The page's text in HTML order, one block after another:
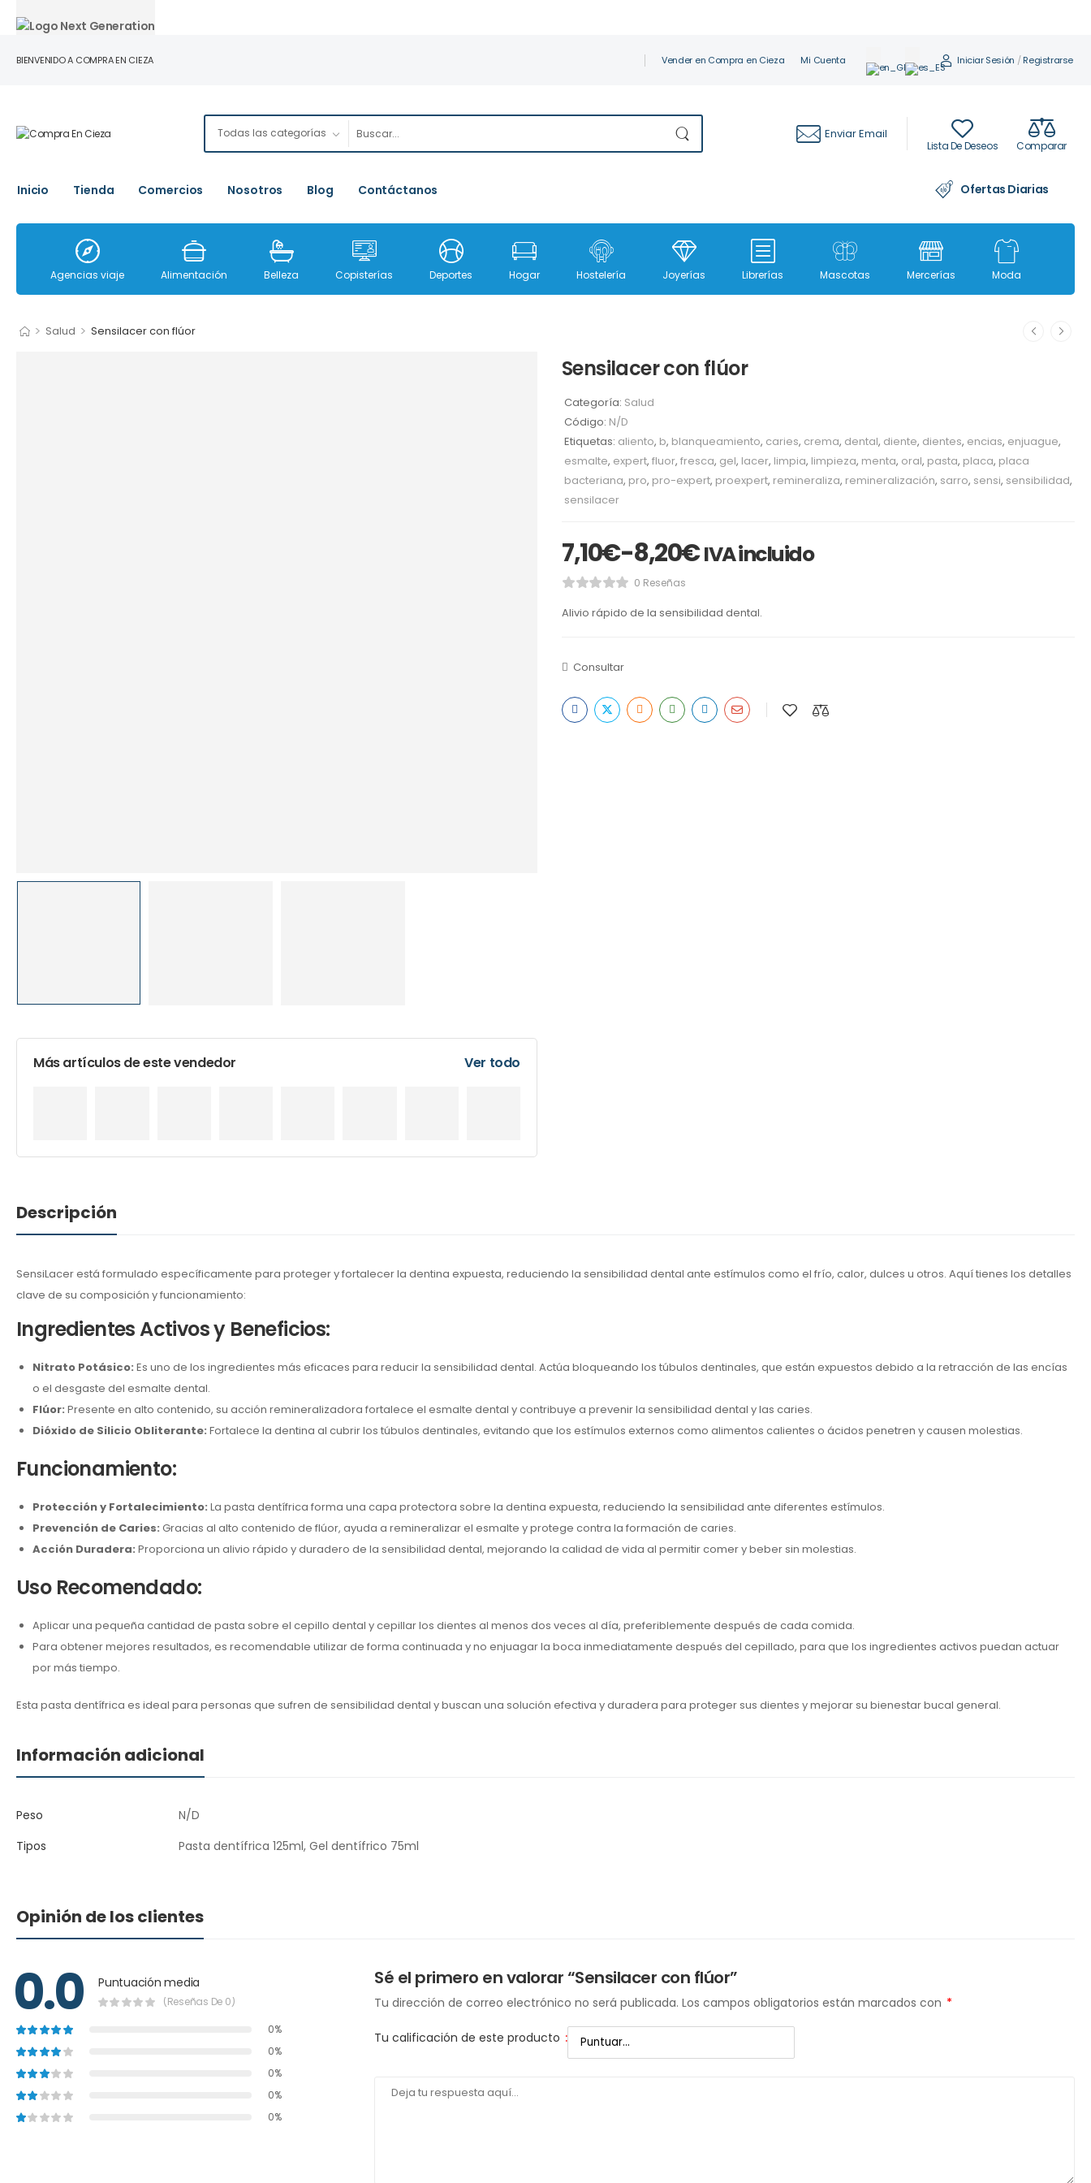
BIENVENIDO A COMPRA EN CIEZA Vender en Compra en Cieza Mi Cuenta Iniciar Sesión / Registrarse
Enviar Email
Lista De Deseos Comparar
Inicio Tienda Comercios Nosotros Blog Contáctanos Ofertas Diarias
Agencias viaje Alimentación Belleza Copisterías Deportes Hogar Hostelería Joyerías Librerías Mascotas Mercerías Moda
> Salud > Sensilacer con flúor
Más artículos de este vendedor Ver todo
Sensilacer con flúor
Categoría: Salud
Código: N/D
Etiquetas: aliento, b, blanqueamiento, caries, crema, dental, diente, dientes, encias, enjuague,
esmalte, expert, fluor, fresca, gel, lacer, limpia, limpieza, menta, oral, pasta, placa, placa
bacteriana, pro, pro-expert, proexpert, remineraliza, remineralización, sarro, sensi, sensibilidad,
sensilacer
7,10€-8,20€IVA incluido
0 Reseñas
Alivio rápido de la sensibilidad dental.
Consultar
Descripción
SensiLacer está formulado específicamente para proteger y fortalecer la dentina expuesta, reduciendo la sensibilidad dental ante estímulos como el frío, calor, dulces u otros. Aquí tienes los detalles
clave de su composición y funcionamiento:
Ingredientes Activos y Beneficios:
Nitrato Potásico: Es uno de los ingredientes más eficaces para reducir la sensibilidad dental. Actúa bloqueando los túbulos dentinales, que están expuestos debido a la retracción de las encías
o el desgaste del esmalte dental.
Flúor: Presente en alto contenido, su acción remineralizadora fortalece el esmalte dental y contribuye a prevenir la sensibilidad dental y las caries.
Dióxido de Silicio Obliterante: Fortalece la dentina al cubrir los túbulos dentinales, evitando que los estímulos externos como alimentos calientes o ácidos penetren y causen molestias.
Funcionamiento:
Protección y Fortalecimiento: La pasta dentífrica forma una capa protectora sobre la dentina expuesta, reduciendo la sensibilidad ante diferentes estímulos.
Prevención de Caries: Gracias al alto contenido de flúor, ayuda a remineralizar el esmalte y protege contra la formación de caries.
Acción Duradera: Proporciona un alivio rápido y duradero de la sensibilidad dental, mejorando la calidad de vida al permitir comer y beber sin molestias.
Uso Recomendado:
Aplicar una pequeña cantidad de pasta sobre el cepillo dental y cepillar los dientes al menos dos veces al día, preferiblemente después de cada comida.
Para obtener mejores resultados, es recomendable utilizar de forma continuada y no enjuagar la boca inmediatamente después del cepillado, para que los ingredientes activos puedan actuar
por más tiempo.
Esta pasta dentífrica es ideal para personas que sufren de sensibilidad dental y buscan una solución efectiva y duradera para proteger sus dientes y mejorar su bienestar bucal general.
Información adicional
Peso
N/D
Tipos
Pasta dentífrica 125ml, Gel dentífrico 75ml
Opinión de los clientes
0.0 Puntuación media
(Reseñas De 0)
0%
0%
0%
0%
0%
Sé el primero en valorar “Sensilacer con flúor”
Tu dirección de correo electrónico no será publicada. Los campos obligatorios están marcados con *
Tu calificación de este producto :